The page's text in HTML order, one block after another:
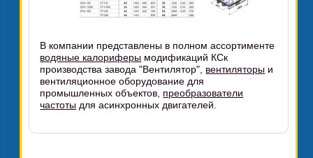
В компании представлены в полном ассортименте
водяные калориферы модификаций КСк
производства завода "Вентилятор", вентиляторы и
вентиляционное оборудование для
промышленных объектов, преобразователи
частоты для асинхронных двигателей.